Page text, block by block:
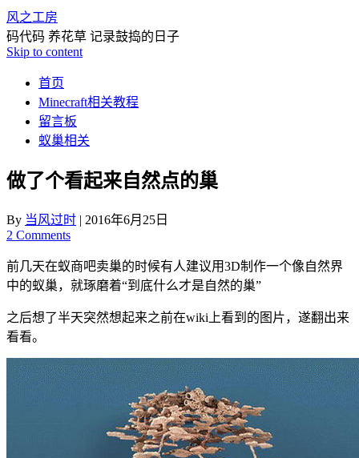
风之工房
码代码 养花草 记录鼓捣的日子
Skip to content
首页
Minecraft相关教程
留言板
蚁巢相关
做了个看起来自然点的巢
By 当风过时 | 2016年6月25日
2 Comments
前几天在蚁商吧卖巢的时候有人建议用3D制作一个像自然界
中的蚁巢，就琢磨着“到底什么才是自然的巢”
之后想了半天突然想起来之前在wiki上看到的图片，遂翻出来
看看。